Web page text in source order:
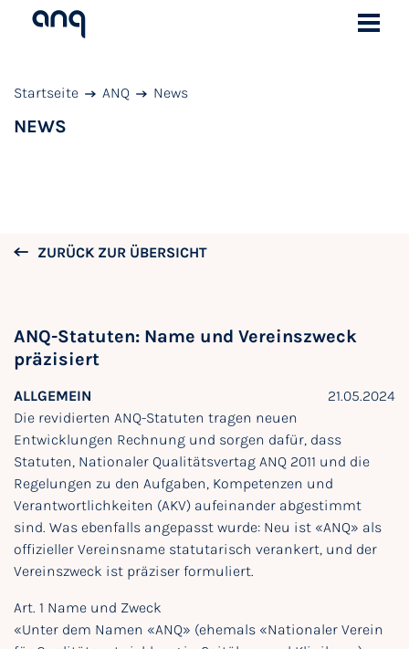
Startseite ANQ News
NEWS
ZURÜCK ZUR ÜBERSICHT
ANQ-Statuten: Name und Vereinszweck
präzisiert
ALLGEMEIN
21.05.2024
Die revidierten ANQ-Statuten tragen neuen
Entwicklungen Rechnung und sorgen dafür, dass
Statuten, Nationaler Qualitätsvertag ANQ 2011 und die
Regelungen zu den Aufgaben, Kompetenzen und
Verantwortlichkeiten (AKV) aufeinander abgestimmt
sind. Was ebenfalls angepasst wurde: Neu ist «ANQ» als
offizieller Vereinsname statutarisch verankert, und der
Vereinszweck ist präziser formuliert.
Art. 1 Name und Zweck
«Unter dem Namen «ANQ» (ehemals «Nationaler Verein